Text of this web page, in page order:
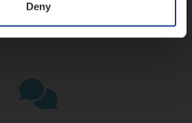
Deny